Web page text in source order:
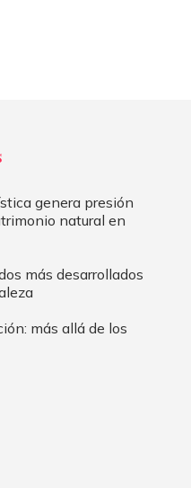
genera presión
natural en
más desarrollados
más allá de los